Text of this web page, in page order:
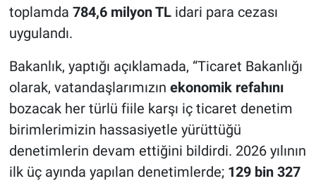
toplamda 784,6 milyon TLidari para cezası
uygulandı.
Bakanlık, yaptığı açıklamada, “Ticaret Bakanlığı
olarak, vatandaşlarımızın ekonomik refahını
bozacak her türlü fiile karşı iç ticaret denetim
birimlerimizin hassasiyetle yürüttüğü
denetimlerin devam ettiğini bildirdi. 2026 yılının
ilk üç ayında yapılan denetimlerde; 129 bin 327